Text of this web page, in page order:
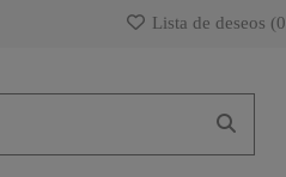
Lista de deseos (0